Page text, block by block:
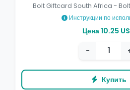
Bolt Giftcard South Africa - Bolt
Инструкции по
Цена 10.25
−
Купить